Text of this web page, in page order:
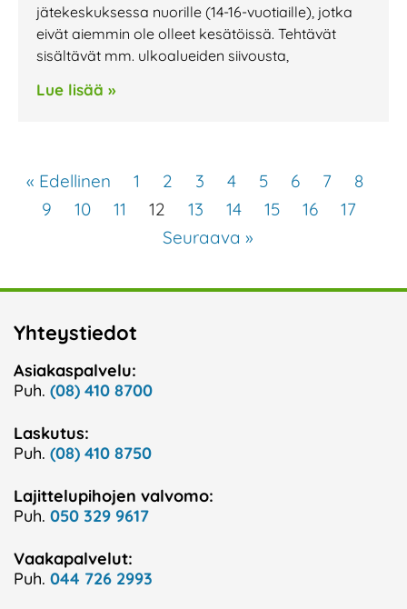
jätekeskuksessa nuorille (14-16-vuotiaille), jotka
eivät aiemmin ole olleet kesätöissä. Tehtävät
sisältävät mm. ulkoalueiden siivousta,
Lue lisää »
« Edellinen 1 2 3 4 5 6 7
8
9
10 11 12 13 14 15 16
17
Seuraava »
Yhteystiedot
Asiakaspalvelu:
Puh. (08) 410 8700
Laskutus:
Puh. (08) 410 8750
Lajittelupihojen valvomo:
Puh. 050 329 9617
Vaakapalvelut:
Puh. 044 726 2993